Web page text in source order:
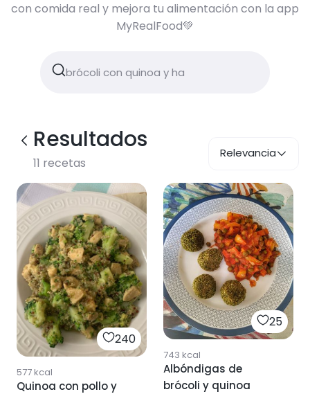
con comida real y mejora tu alimentación con la app
MyRealFood💚
Resultados
11 recetas
Relevancia
240
577kcal
Quinoa con pollo y
25
743 kcal
Albóndigas de
brócoli y quinoa